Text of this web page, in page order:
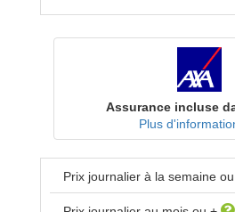
Assurance incluse
Plus
Prix journalier à la semaine